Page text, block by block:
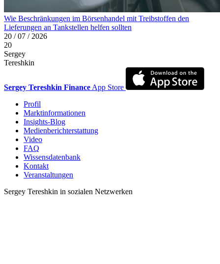
Wie Beschränkungen im Börsenhandel mit Treibstoffen den
Lieferungen an Tankstellen helfen sollten
20 / 07 / 2026
20
Sergey
Tereshkin
Sergey Tereshkin Finance App Store
Profil
Marktinformationen
Insights-Blog
Medienberichterstattung
Video
FAQ
Wissensdatenbank
Kontakt
Veranstaltungen
Sergey Tereshkin in sozialen Netzwerken